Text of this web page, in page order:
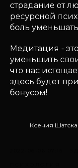
страдание от
ресурсной
боль
Медитация -
уменьшить
что нас
здесь будет
бонусом!
Ксения